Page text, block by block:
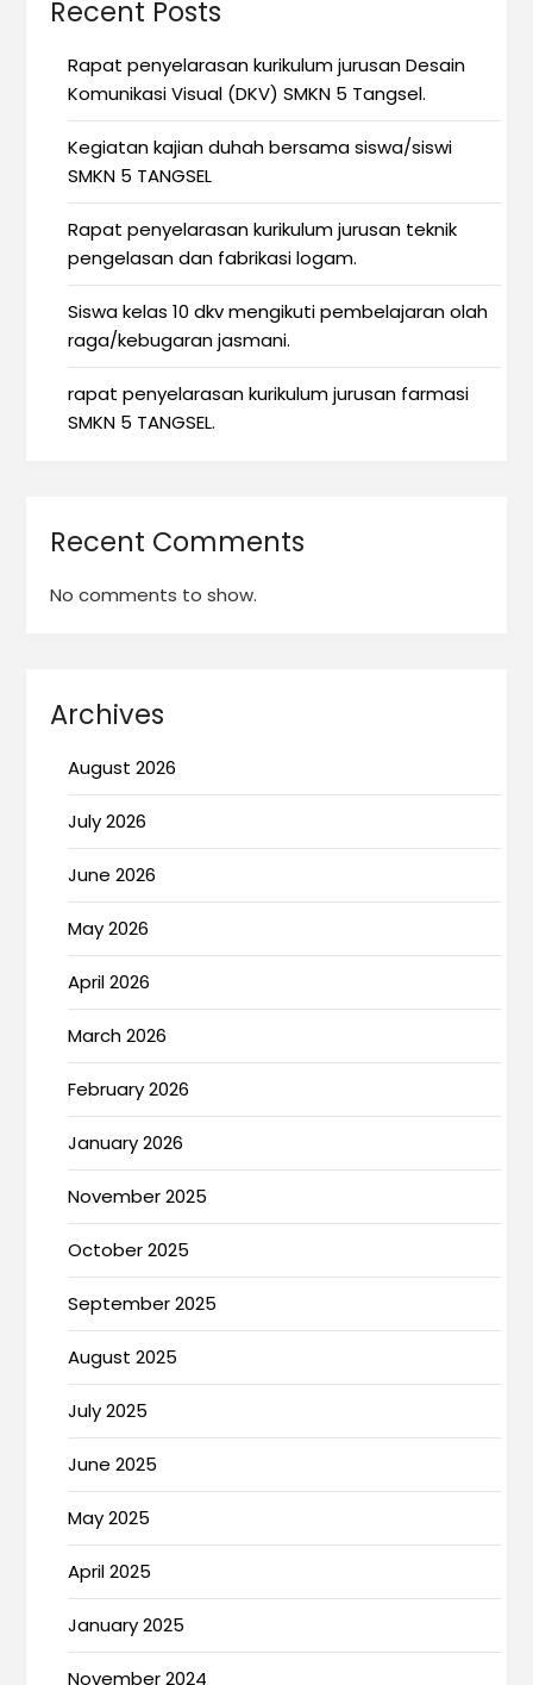
Recent Posts
Rapat penyelarasan kurikulum jurusan Desain
Komunikasi Visual (DKV) SMKN 5 Tangsel.
Kegiatan kajian duhah bersama siswa/siswi
SMKN 5 TANGSEL
Rapat penyelarasan kurikulum jurusan teknik
pengelasan dan fabrikasi logam.
Siswa kelas 10 dkv mengikuti pembelajaran olah
raga/kebugaran jasmani.
rapat penyelarasan kurikulum jurusan farmasi
SMKN 5 TANGSEL.
Recent Comments
No comments to show.
Archives
August 2026
July 2026
June 2026
May 2026
April 2026
March 2026
February 2026
January 2026
November 2025
October 2025
September 2025
August 2025
July 2025
June 2025
May 2025
April 2025
January 2025
November 2024